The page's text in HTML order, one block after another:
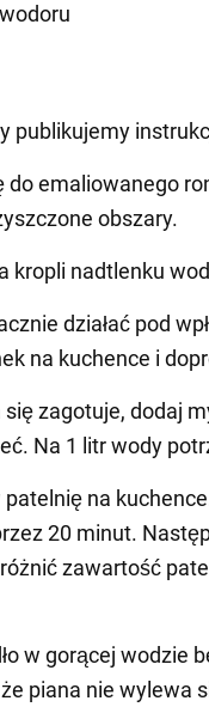
publikujemy
do emaliowanego
obszary.
kropli nadtlenku
działać pod
na kuchence i
się zagotuje, dodaj
Na 1 litr wody
patelnię na
20 minut.
zawartość
w gorącej wodzie
piana nie wylewa